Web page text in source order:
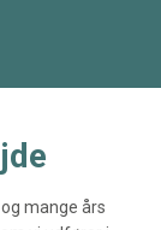
mange års